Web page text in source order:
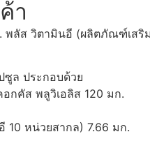
า
พลัส วิตามินอี (ผลิตภัณฑ์เสริ
ล ประกอบด้วย
กคัส พลูวิเอลิส 120 มก.
10 หน่วยสากล) 7.66 มก.